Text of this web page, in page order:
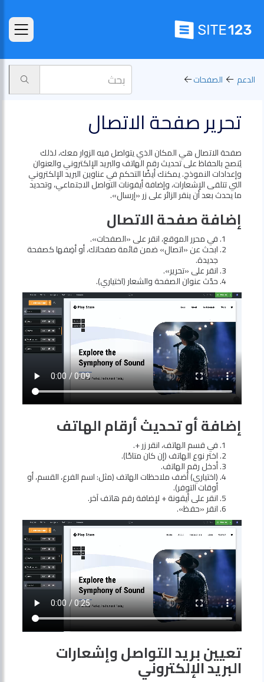
الدعم الصفحات‪
تحرير صفحة الاتصال
صفحة الاتصال هي المكان الذي يتواصل فيه الزوار معك، لذلك
يُنصح بالحفاظ على تحديث رقم الهاتف والبريد الإلكتروني والعنوان
وإعدادات النموذج. يمكنك أيضًا التحكم في عناوين البريد الإلكتروني
التي تتلقى الإشعارات، وإضافة أيقونات التواصل الاجتماعي، وتحديد
ما يحدث بعد أن ينقر الزائر على زر «إرسال».
إضافة صفحة الاتصال
في محرر الموقع، انقر على «الصفحات».
ابحث عن «اتصال» ضمن قائمة صفحاتك، أو أضِفها كصفحة
جديدة.
انقر على «تحرير».
حدّث عنوان الصفحة والشعار (اختياري).
إضافة أو تحديث أرقام الهاتف
في قسم الهاتف، انقر زر +.
اختر نوع الهاتف (إن كان متاحًا).
أدخل رقم الهاتف.
(اختياري) أضف ملاحظات الهاتف (مثل: اسم الفرع، القسم، أو
أوقات التوفر).
انقر على أيقونة + لإضافة رقم هاتف آخر.
انقر «حفظ».
تعيين بريد التواصل وإشعارات
البريد الإلكتروني